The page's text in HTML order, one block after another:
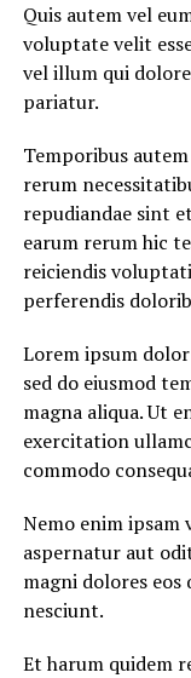
Quis autem vel
voluptate velit
vel illum qui
pariatur.
Temporibus
rerum
repudiandae sint
earum rerum hic
reiciendis
perferendis
Lorem ipsum
sed do eiusmod
magna aliqua. Ut
exercitation
commodo
Nemo enim
aspernatur aut
magni dolores
nesciunt.
Et harum quidem